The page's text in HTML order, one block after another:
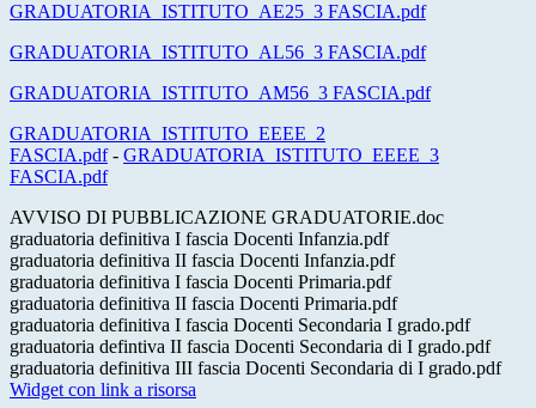
GRADUATORIA_ISTITUTO_AE25_3 FASCIA.pdf
GRADUATORIA_ISTITUTO_AL56_3 FASCIA.pdf
GRADUATORIA_ISTITUTO_AM56_3 FASCIA.pdf
GRADUATORIA_ISTITUTO_EEEE_2
FASCIA.pdf- GRADUATORIA_ISTITUTO_EEEE_3
FASCIA.pdf
AVVISO DI PUBBLICAZIONE GRADUATORIE.doc
graduatoria definitiva I fascia Docenti Infanzia.pdf
graduatoria definitiva II fascia Docenti Infanzia.pdf
graduatoria definitiva I fascia Docenti Primaria.pdf
graduatoria definitiva II fascia Docenti Primaria.pdf
graduatoria definitiva I fascia Docenti Secondaria I grado.pdf
graduatoria defintiva II fascia Docenti Secondaria di I grado.pdf
graduatoria definitiva III fascia Docenti Secondaria di I grado.pdf
Widget con link a risorsa